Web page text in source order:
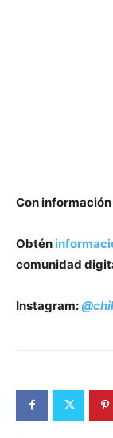
Con
Obtén
comunidad
Instagram: